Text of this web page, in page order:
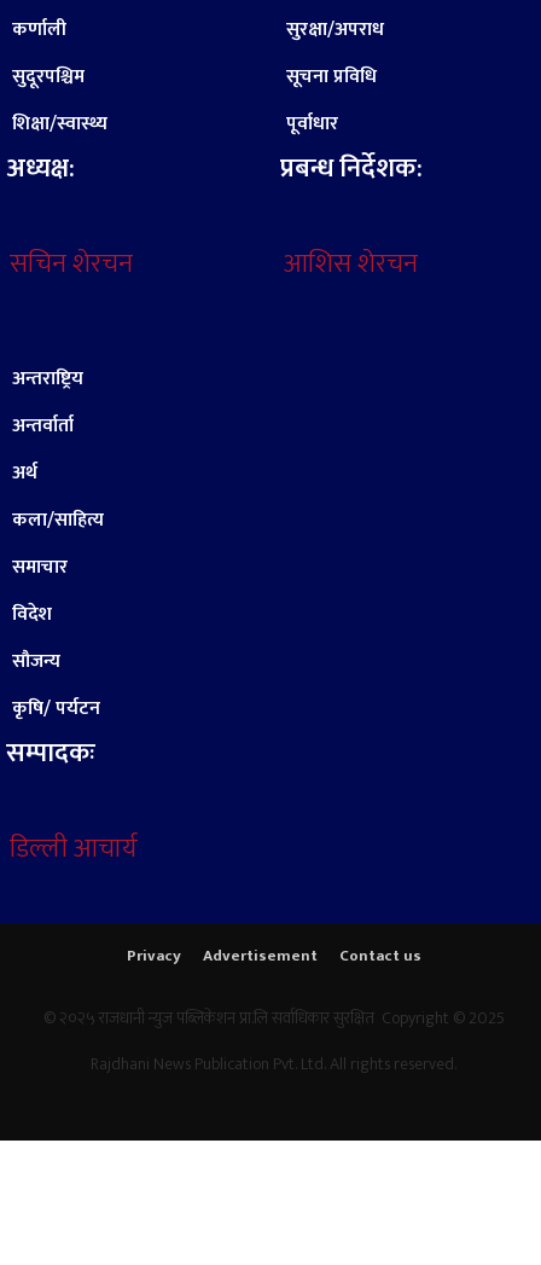
कर्णाली
सुदूरपश्चिम
शिक्षा/स्वास्थ्य
अध्यक्ष:
सचिन शेरचन
सुरक्षा/अपराध
सूचना प्रविधि
पूर्वाधार
प्रबन्ध निर्देशक:
आशिस शेरचन
अन्तराष्ट्रिय
अन्तर्वार्ता
अर्थ
कला/साहित्य
समाचार
विदेश
सौजन्य
कृषि/ पर्यटन
सम्पादकः
डिल्ली आचार्य
Privacy Advertisement Contact us
© २०२५ राजधानी न्युज पब्लिकेशन प्रा.लि सर्वाधिकार सुरक्षित Copyright © 2025
Rajdhani News Publication Pvt. Ltd. All rights reserved.